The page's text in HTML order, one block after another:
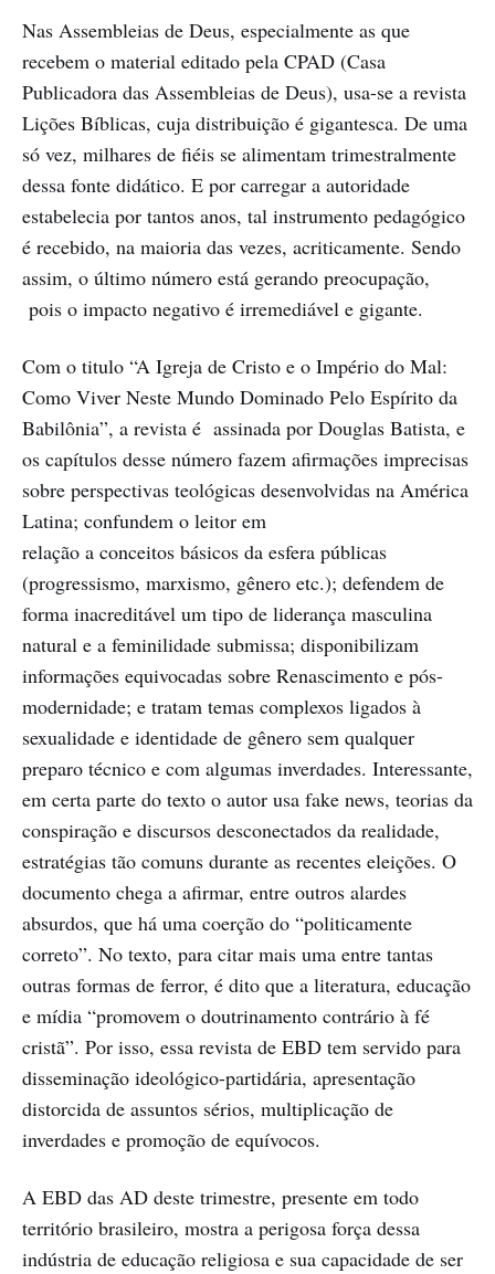
Nas Assembleias de Deus, especialmente as que
recebem o material editado pela CPAD (Casa
Publicadora das Assembleias de Deus), usa-se a revista
Lições Bíblicas, cuja distribuição é gigantesca. De uma
só vez, milhares de fiéis se alimentam trimestralmente
dessa fonte didático. E por carregar a autoridade
estabelecia por tantos anos, tal instrumento pedagógico
é recebido, na maioria das vezes, acriticamente. Sendo
assim, o último número está gerando preocupação,
pois o impacto negativo é irremediável e gigante.
Com o titulo “A Igreja de Cristo e o Império do Mal:
Como Viver Neste Mundo Dominado Pelo Espírito da
Babilônia”, a revista é assinada por Douglas Batista, e
os capítulos desse número fazem afirmações imprecisas
sobre perspectivas teológicas desenvolvidas na América
Latina; confundem o leitor em
relação a conceitos básicos da esfera públicas
(progressismo, marxismo, gênero etc.); defendem de
forma inacreditável um tipo de liderança masculina
natural e a feminilidade submissa; disponibilizam
informações equivocadas sobre Renascimento e pós-
modernidade; e tratam temas complexos ligados à
sexualidade e identidade de gênero sem qualquer
preparo técnico e com algumas inverdades. Interessante,
em certa parte do texto o autor usa fake news, teorias da
conspiração e discursos desconectados da realidade,
estratégias tão comuns durante as recentes eleições. O
documento chega a afirmar, entre outros alardes
absurdos, que há uma coerção do “politicamente
correto”. No texto, para citar mais uma entre tantas
outras formas de ferror, é dito que a literatura, educação
e mídia “promovem o doutrinamento contrário à fé
cristã”. Por isso, essa revista de EBD tem servido para
disseminação ideológico-partidária, apresentação
distorcida de assuntos sérios, multiplicação de
inverdades e promoção de equívocos.
A EBD das AD deste trimestre, presente em todo
território brasileiro, mostra a perigosa força dessa
indústria de educação religiosa e sua capacidade de ser